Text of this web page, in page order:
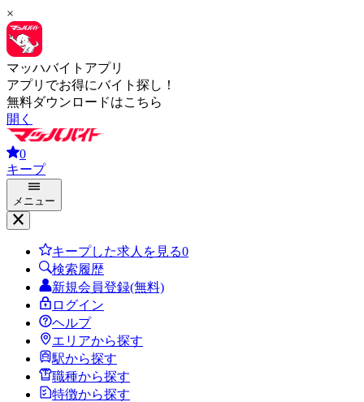
×
マッハバイトアプリ
アプリでお得にバイト探し！
無料ダウンロードはこちら
開く
0
キープ
メニュー
キープした求人を見る0
検索履歴
新規会員登録(無料)
ログイン
ヘルプ
エリアから探す
駅から探す
職種から探す
特徴から探す